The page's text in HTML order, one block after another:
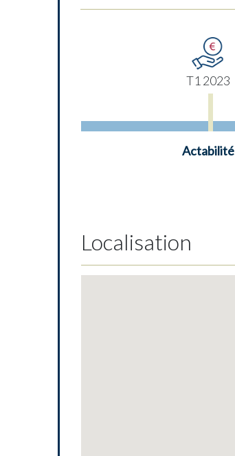
T1 2023
Actabilité
Localisation